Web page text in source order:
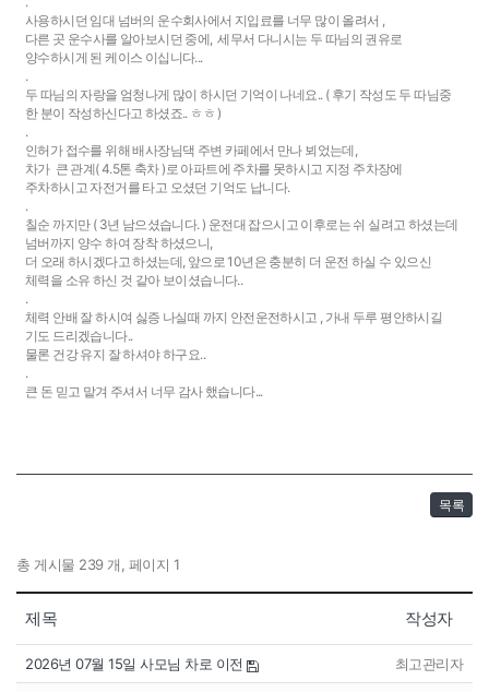
사용하시던 임대 넘버의 운수회사에서 지입료를 너무 많이 올려서 ,
다른 곳 운수사를 알아보시던 중에, 세무서 다니시는 두 따님의 권유로
양수하시게 된 케이스 이십니다...
.
두 따님의 자랑을 엄청나게 많이 하시던 기억이 나네요.. ( 후기 작성도 두 따님중
한 분이 작성하신다고 하셨죠.. ㅎㅎ )
.
인허가 접수를 위해 배사장님댁 주변 카페에서 만나 뵈었는데,
차가 큰 관계( 4.5톤 축차 )로 아파트에 주차를 못하시고 지정 주차장에
주차하시고 자전거를 타고 오셨던 기억도 납니다.
.
칠순 까지만 ( 3년 남으셨습니다. ) 운전대 잡으시고 이후로는 쉬 실려고 하셨는데
넘버까지 양수 하여 장착 하셨으니,
더 오래 하시겠다고 하셨는데, 앞으로 10년은 충분히 더 운전 하실 수 있으신
체력을 소유 하신 것 같아 보이셨습니다..
.
체력 안배 잘 하시여 싫증 나실때 까지 안전운전하시고 , 가내 두루 평안하시길
기도 드리겠습니다..
물론 건강 유지 잘 하셔야 하구요..
.
큰 돈 믿고 맡겨 주셔서 너무 감사 했습니다...
목록
총 게시물 239 개, 페이지 1
제목 작성자
2026년 07월 15일 사모님 차로 이전 최고관리자